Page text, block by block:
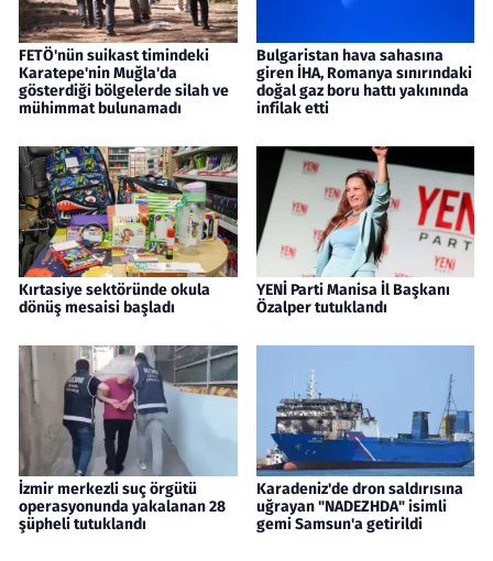
FETÖ'nün suikast timindeki
Karatepe'nin Muğla'da
gösterdiği bölgelerde silah ve
mühimmat bulunamadı
Bulgaristan hava sahasına
giren İHA, Romanya sınırındaki
doğal gaz boru hattı yakınında
infilak etti
Kırtasiye sektöründe okula
dönüş mesaisi başladı
YENİ Parti Manisa İl Başkanı
Özalper tutuklandı
İzmir merkezli suç örgütü
operasyonunda yakalanan 28
şüpheli tutuklandı
Karadeniz'de dron saldırısına
uğrayan "NADEZHDA" isimli
gemi Samsun'a getirildi